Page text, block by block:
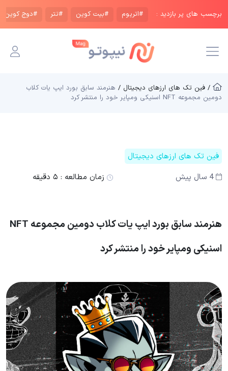
برچسب های پر بازدید : #اتریوم #بیت کوین #تتر #دوج کوین
/ فین تک های ارزهای دیجیتال / هنرمند سابق بورد ایپ یات کلاب
دومین مجموعه NFT اسنیکی ومپایر خود را منتشر کرد
فین تک های ارزهای دیجیتال
4 سال پیش
زمان مطالعه : ۵ دقیقه
هنرمند سابق بورد ایپ یات کلاب دومین مجموعه NFT
اسنیکی ومپایر خود را منتشر کرد